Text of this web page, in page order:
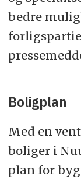
bedre
Boligplan
Med en
boliger i
plan for